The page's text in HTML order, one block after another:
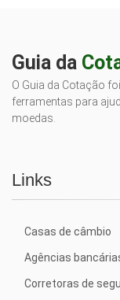
Guia da
O Guia da Cotação
ferramentas para
moedas.
Links
Casas de câmbio
Agências
Corretoras de